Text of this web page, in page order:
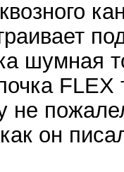
шумная
не
он